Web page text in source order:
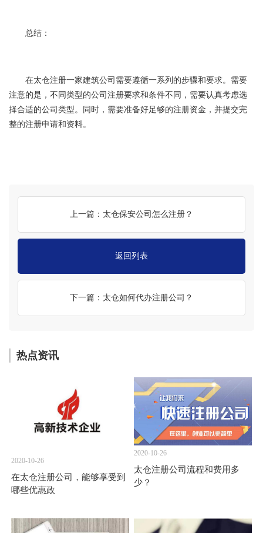
总结：
在太仓注册一家建筑公司需要遵循一系列的步骤和要求。需要
注意的是，不同类型的公司注册要求和条件不同，需要认真考虑选
择合适的公司类型。同时，需要准备好足够的注册资金，并提交完
整的注册申请和资料。
上一篇：太仓保安公司怎么注册？
返回列表
下一篇：太仓如何代办注册公司？
热点资讯
2020-10-26
在太仓注册公司，能够享受到
哪些优惠政
2020-10-26
太仓注册公司流程和费用多
少？